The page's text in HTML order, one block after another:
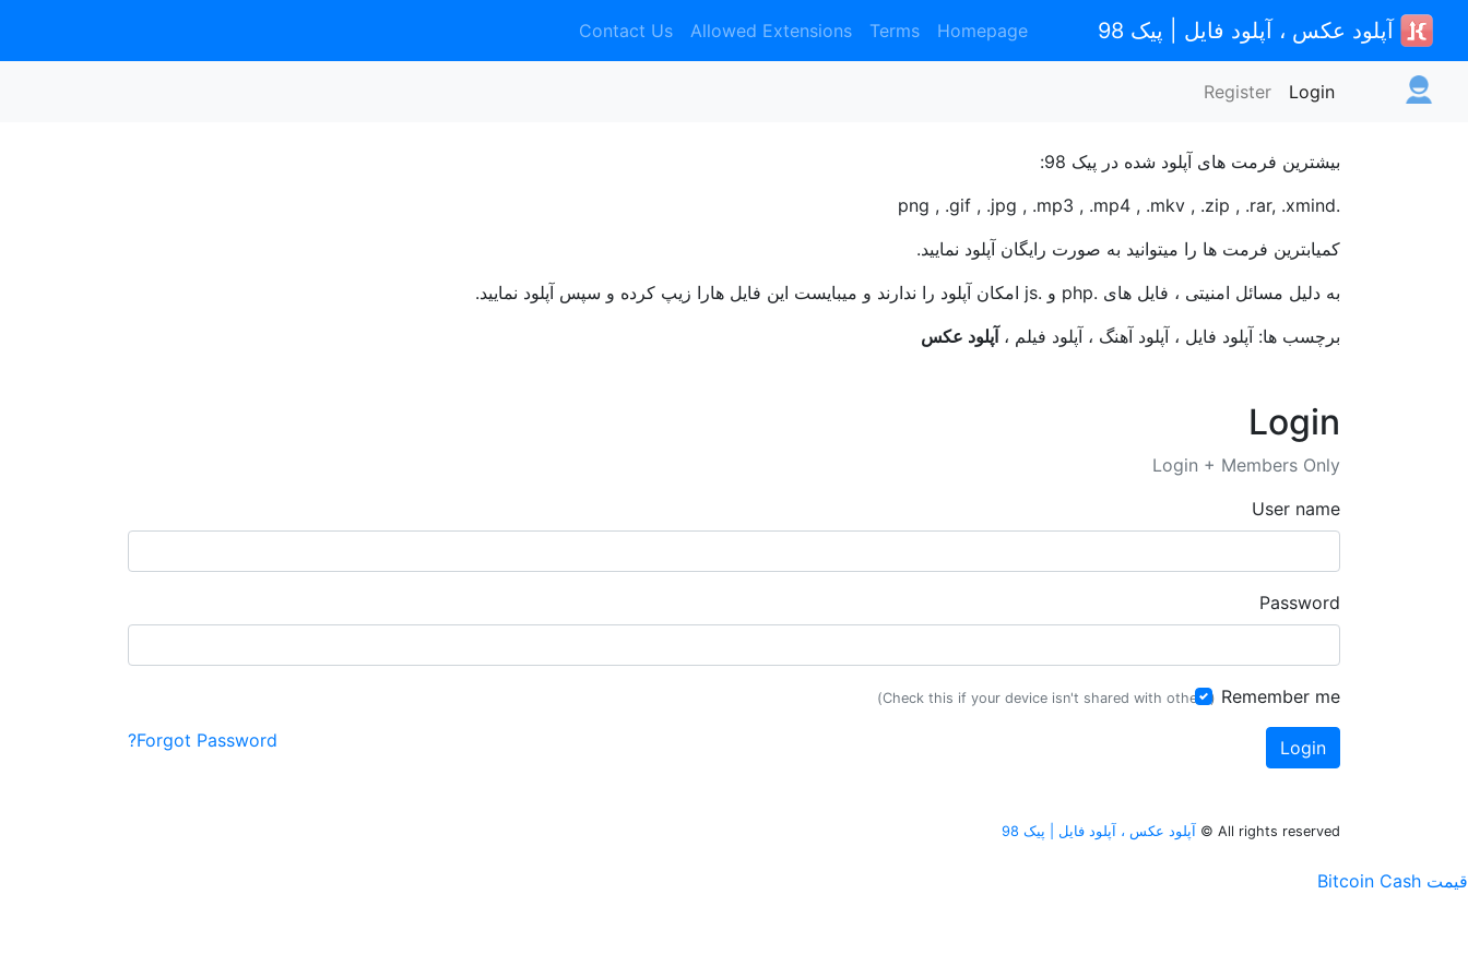
آپلود عکس ، آپلود فایل | پیک 98 Homepage
Terms
Allowed Extensions
Contact Us
Login
Register
بیشترین فرمت های آپلود شده در پیک 98:
.png , .gif , .jpg , .mp3 , .mp4 , .mkv , .zip , .rar, .xmind
کمیابترین فرمت ها را میتوانید به صورت رایگان آپلود نمایید.
به دلیل مسائل امنیتی ، فایل های .php و .js امکان آپلود را ندارند و میبایست این فایل هارا زیپ کرده و سپس آپلود نمایید.
برچسب ها: آپلود فایل ، آپلود آهنگ ، آپلود فیلم ، آپلود عکس
Login
Login + Members Only
User name
Password
Remember me
(Check this if your device isn't shared with others)
Forgot Password?
All rights reserved © آپلود عکس ، آپلود فایل | پیک 98
قیمت Bitcoin Cash